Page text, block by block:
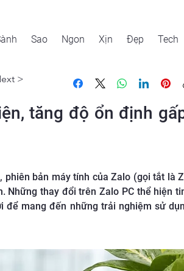
Sao Ngon Xịn Đẹp Tech
>
tăng độ ổn định
bản máy tính của Zalo (gọi tắt là
Những thay đổi trên Zalo PC thể hiện
mang đến những trải nghiệm sử